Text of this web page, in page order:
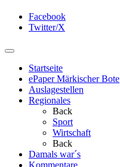
Facebook
Twitter/X
Startseite
ePaper Märkischer Bote
Auslagestellen
Regionales
Back
Sport
Wirtschaft
Back
Damals war´s